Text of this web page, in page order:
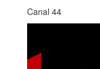
Canal 44